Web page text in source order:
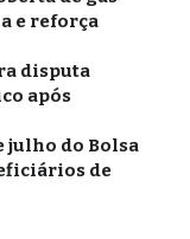
e reforça
disputa
após
julho do Bolsa
de